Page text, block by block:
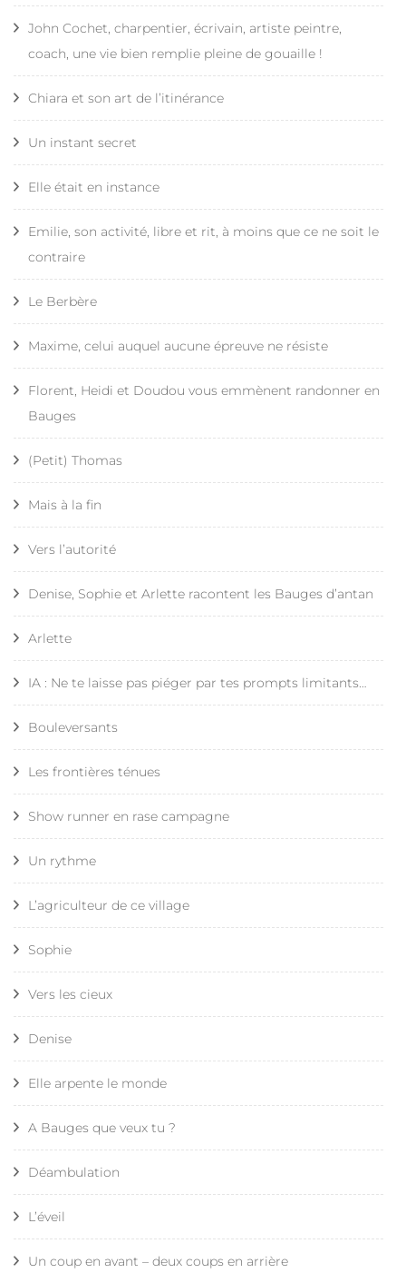
John Cochet, charpentier, écrivain, artiste peintre,
coach, une vie bien remplie pleine de gouaille !
Chiara et son art de l’itinérance
Un instant secret
Elle était en instance
Emilie, son activité, libre et rit, à moins que ce ne soit le
contraire
Le Berbère
Maxime, celui auquel aucune épreuve ne résiste
Florent, Heidi et Doudou vous emmènent randonner en
Bauges
(Petit) Thomas
Mais à la fin
Vers l’autorité
Denise, Sophie et Arlette racontent les Bauges d’antan
Arlette
IA : Ne te laisse pas piéger par tes prompts limitants…
Bouleversants
Les frontières ténues
Show runner en rase campagne
Un rythme
L’agriculteur de ce village
Sophie
Vers les cieux
Denise
Elle arpente le monde
A Bauges que veux tu ?
Déambulation
L’éveil
Un coup en avant – deux coups en arrière